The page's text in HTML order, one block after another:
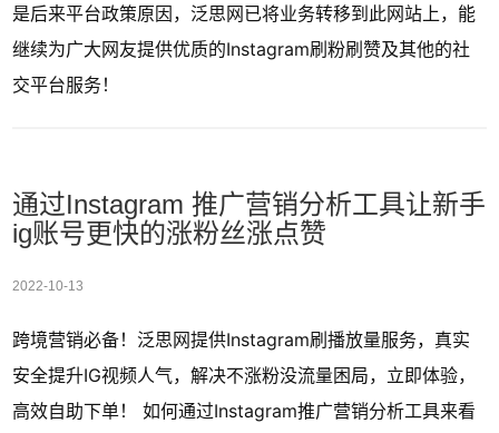
是后来平台政策原因，泛思网已将业务转移到此网站上，能
继续为广大网友提供优质的Instagram刷粉刷赞及其他的社
交平台服务！
通过Instagram 推广营销分析工具让新手
ig账号更快的涨粉丝涨点赞
2022-10-13
跨境营销必备！泛思网提供Instagram刷播放量服务，真实
安全提升IG视频人气，解决不涨粉没流量困局，立即体验，
高效自助下单！ 如何通过Instagram推广营销分析工具来看